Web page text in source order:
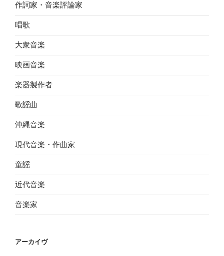
作詞家・音楽評論家
唱歌
大衆音楽
映画音楽
楽器製作者
歌謡曲
沖縄音楽
現代音楽・作曲家
童謡
近代音楽
音楽家
アーカイヴ